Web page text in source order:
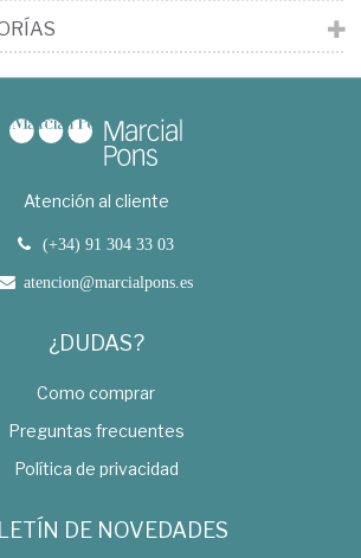
Atención al cliente
(+34) 91 304 33 03
atencion@marcialpons.es
¿DUDAS?
Como comprar
Preguntas frecuentes
Política de privacidad
DE NOVEDADES